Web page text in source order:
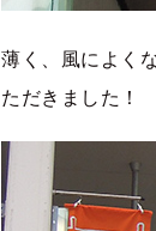
薄く、風によく
ただきました！